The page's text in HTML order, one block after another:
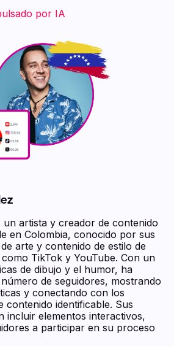
por IA
artista y creador de contenido
en Colombia, conocido por sus
arte y contenido de estilo de
TikTok y YouTube. Con un
de dibujo y el humor, ha
de seguidores, mostrando
y conectando con los
contenido identificable. Sus
incluir elementos interactivos,
a participar en su proceso